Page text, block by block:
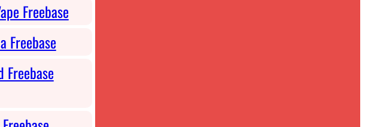
Freebase
Freebase
Freebase